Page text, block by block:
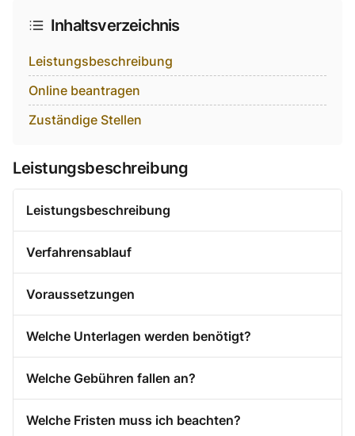
Inhaltsverzeichnis
Leistungsbeschreibung
Online beantragen
Zuständige Stellen
Leistungsbeschreibung
Leistungsbeschreibung
Verfahrensablauf
Voraussetzungen
Welche Unterlagen werden benötigt?
Welche Gebühren fallen an?
Welche Fristen muss ich beachten?